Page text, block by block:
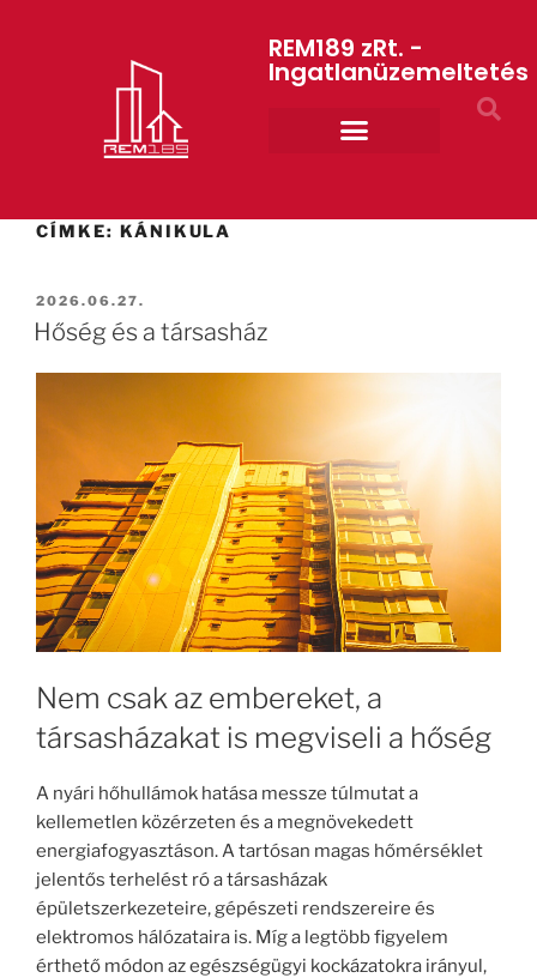
REM189 zRt. -
Ingatlanüzemeltetés
CÍMKE: KÁNIKULA
2026.06.27.
Hőség és a társasház
Nem csak az embereket, a
társasházakat is megviseli a hőség
A nyári hőhullámok hatása messze túlmutat a
kellemetlen közérzeten és a megnövekedett
energiafogyasztáson. A tartósan magas hőmérséklet
jelentős terhelést ró a társasházak
épületszerkezeteire, gépészeti rendszereire és
elektromos hálózataira is. Míg a legtöbb figyelem
érthető módon az egészségügyi kockázatokra irányul,